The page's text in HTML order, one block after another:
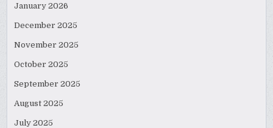
January 2026
December 2025
November 2025
October 2025
September 2025
August 2025
July 2025